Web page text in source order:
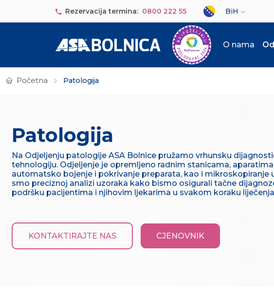
Rezervacija termina: 0800 222 55
Select your
BiH
O nama
Početna Patologija
Patologija
Na Odjeljenju patologije ASA Bolnice pružamo vrhunsku
tehnologiju. Odjeljenje je opremljeno radnim stanicama,
automatsko bojenje i pokrivanje preparata, kao i
smo preciznoj analizi uzoraka kako bismo osigurali tačne
podršku pacijentima i njihovim ljekarima u svakom koraku
KONTAKTIRAJTE NAS CJENOVNIK